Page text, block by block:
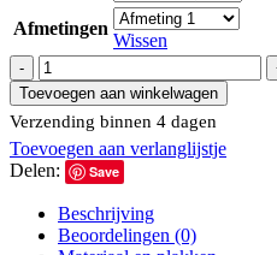
Afmetingen
Wissen
Muursticker
Cheetah
aantal
Toevoegen aan winkelwagen
Verzending binnen 4 dagen
Toevoegen aan verlanglijstje
Delen:
Save
Beschrijving
Beoordelingen (0)